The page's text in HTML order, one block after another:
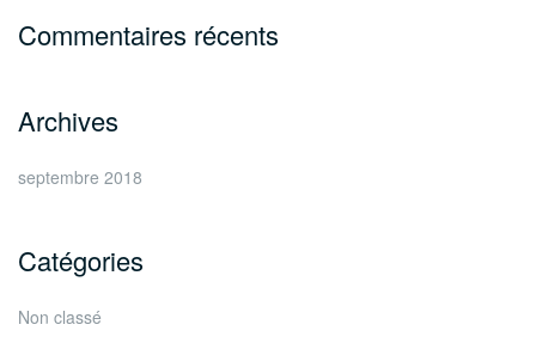
Commentaires récents
Archives
septembre 2018
Catégories
Non classé